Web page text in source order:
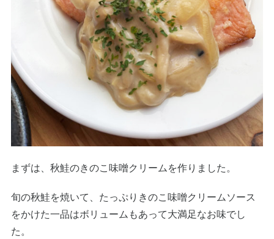
まずは、秋鮭のきのこ味噌クリームを作りました。
旬の秋鮭を焼いて、たっぷりきのこ味噌クリームソース
をかけた一品はボリュームもあって大満足なお味でし
た。